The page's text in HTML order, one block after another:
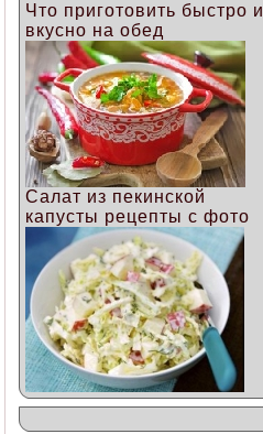
Что приготовить быстро и
вкусно на обед
Салат из пекинской
капусты рецепты с фото